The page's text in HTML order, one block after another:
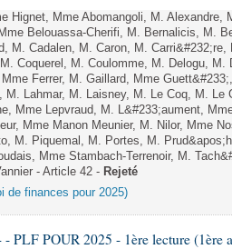
Hignet, Mme Abomangoli, M. Alexandre,
Belouassa-Cherifi, M. Bernalicis, M.
M. Cadalen, M. Caron, M.
Coquerel, M. Coulomme, M. Delogu, M.
Ferrer, M. Gaillard, Mme
M. Lahmar, M. Laisney, M. Le Coq, M. Le
Mme Lepvraud, M. L&#233;aument,
Mme Manon Meunier, M. Nilor, Mme
M. Piquemal, M. Portes, M.
Mme Stambach-Terrenoir, M.
- Article 42 - Rejeté
de finances pour 2025)
PLF POUR 2025 - 1ère lecture (1ère